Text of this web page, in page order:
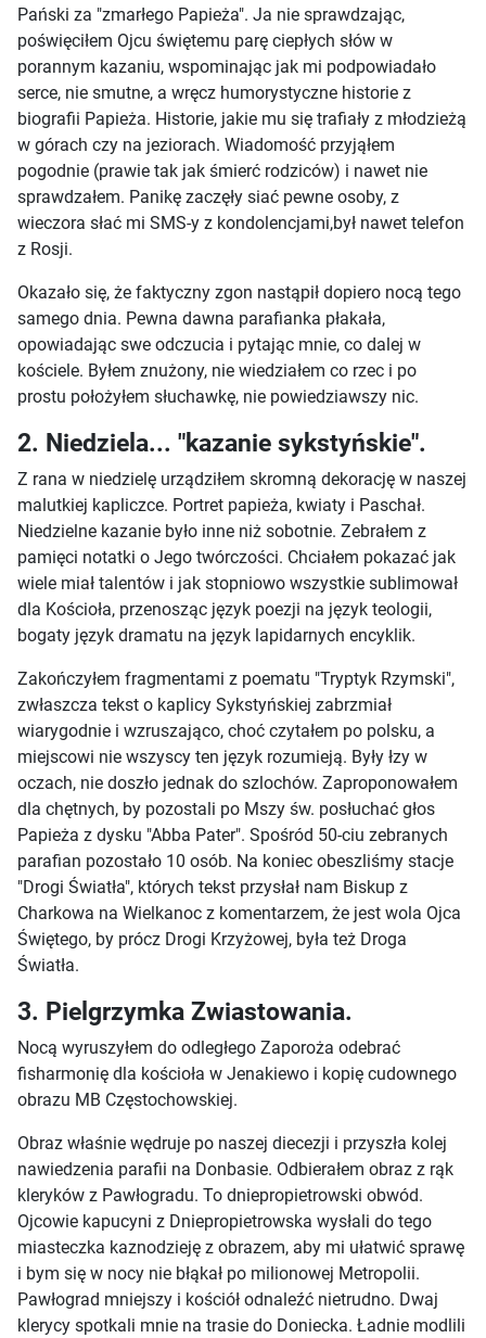
Pański za "zmarłego Papieża". Ja nie sprawdzając,
poświęciłem Ojcu świętemu parę ciepłych słów w
porannym kazaniu, wspominając jak mi podpowiadało
serce, nie smutne, a wręcz humorystyczne historie z
biografii Papieża. Historie, jakie mu się trafiały z młodzieżą
w górach czy na jeziorach. Wiadomość przyjąłem
pogodnie (prawie tak jak śmierć rodziców) i nawet nie
sprawdzałem. Panikę zaczęły siać pewne osoby, z
wieczora słać mi SMS-y z kondolencjami,był nawet telefon
z Rosji.
Okazało się, że faktyczny zgon nastąpił dopiero nocą tego
samego dnia. Pewna dawna parafianka płakała,
opowiadając swe odczucia i pytając mnie, co dalej w
kościele. Byłem znużony, nie wiedziałem co rzec i po
prostu położyłem słuchawkę, nie powiedziawszy nic.
2. Niedziela... "kazanie sykstyńskie".
Z rana w niedzielę urządziłem skromną dekorację w naszej
malutkiej kapliczce. Portret papieża, kwiaty i Paschał.
Niedzielne kazanie było inne niż sobotnie. Zebrałem z
pamięci notatki o Jego twórczości. Chciałem pokazać jak
wiele miał talentów i jak stopniowo wszystkie sublimował
dla Kościoła, przenosząc język poezji na język teologii,
bogaty język dramatu na język lapidarnych encyklik.
Zakończyłem fragmentami z poematu "Tryptyk Rzymski",
zwłaszcza tekst o kaplicy Sykstyńskiej zabrzmiał
wiarygodnie i wzruszająco, choć czytałem po polsku, a
miejscowi nie wszyscy ten język rozumieją. Były łzy w
oczach, nie doszło jednak do szlochów. Zaproponowałem
dla chętnych, by pozostali po Mszy św. posłuchać głos
Papieża z dysku "Abba Pater". Spośród 50-ciu zebranych
parafian pozostało 10 osób. Na koniec obeszliśmy stacje
"Drogi Światła", których tekst przysłał nam Biskup z
Charkowa na Wielkanoc z komentarzem, że jest wola Ojca
Świętego, by prócz Drogi Krzyżowej, była też Droga
Światła.
3. Pielgrzymka Zwiastowania.
Nocą wyruszyłem do odległego Zaporoża odebrać
fisharmonię dla kościoła w Jenakiewo i kopię cudownego
obrazu MB Częstochowskiej.
Obraz właśnie wędruje po naszej diecezji i przyszła kolej
nawiedzenia parafii na Donbasie. Odbierałem obraz z rąk
kleryków z Pawłogradu. To dniepropietrowski obwód.
Ojcowie kapucyni z Dniepropietrowska wysłali do tego
miasteczka kaznodzieję z obrazem, aby mi ułatwić sprawę
i bym się w nocy nie błąkał po milionowej Metropolii.
Pawłograd mniejszy i kościół odnaleźć nietrudno. Dwaj
klerycy spotkali mnie na trasie do Doniecka. Ładnie modlili